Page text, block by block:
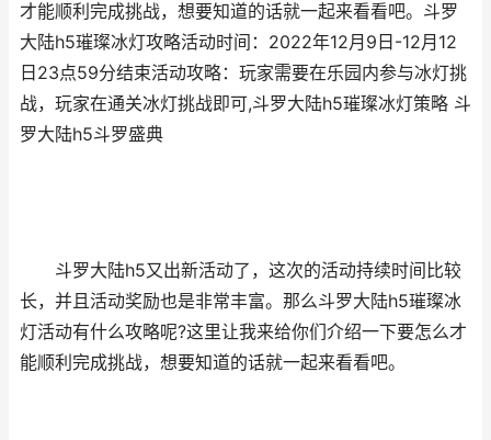
才能顺利完成挑战，想要知道的话就一起来看看吧。斗罗
大陆h5璀璨冰灯攻略活动时间：2022年12月9日-12月12
日23点59分结束活动攻略：玩家需要在乐园内参与冰灯挑
战，玩家在通关冰灯挑战即可,斗罗大陆h5璀璨冰灯策略 斗
罗大陆h5斗罗盛典
斗罗大陆h5又出新活动了，这次的活动持续时间比较
长，并且活动奖励也是非常丰富。那么斗罗大陆h5璀璨冰
灯活动有什么攻略呢?这里让我来给你们介绍一下要怎么才
能顺利完成挑战，想要知道的话就一起来看看吧。